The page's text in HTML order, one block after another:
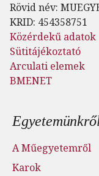
Rövid név:
KRID: 454358751
Közérdekű adatok
Sütitájékoztató
Arculati elemek
BMENET
Lábléc
A Műegyetemről
Karok